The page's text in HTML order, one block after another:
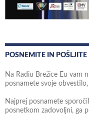
POSNEMITE IN
Na Radiu Brežice Eu vam
posnamete svoje
Najprej posnamete
posnetkom zadovoljni, ga